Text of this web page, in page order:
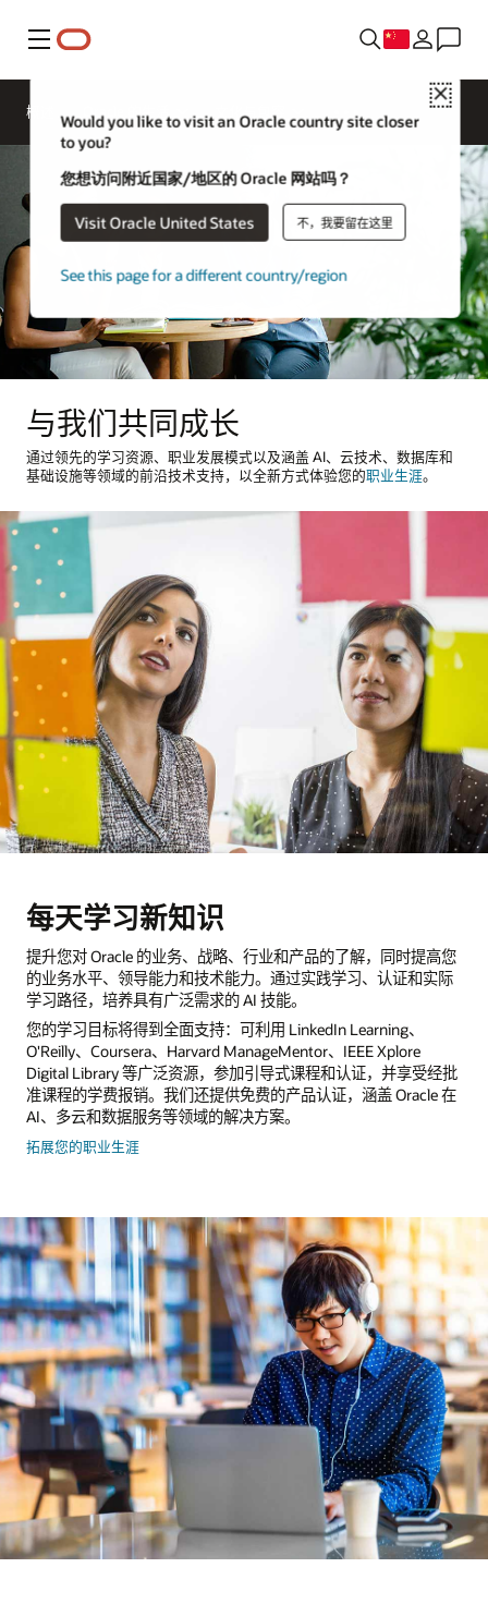
菜单
Close
Would you like to visit an Oracle country site closer
to you?
您想访问附近国家/地区的 Oracle 网站吗？
Visit Oracle United States 不，我要留在这里
See this page for a different country/region
概述 Oracle 的生活 文化与包容
与我们共同成长
通过领先的学习资源、职业发展模式以及涵盖 AI、云技术、数据库和
基础设施等领域的前沿技术支持，以全新方式体验您的职业生涯。
每天学习新知识
提升您对 Oracle 的业务、战略、行业和产品的了解，同时提高您
的业务水平、领导能力和技术能力。通过实践学习、认证和实际
学习路径，培养具有广泛需求的 AI 技能。
您的学习目标将得到全面支持：可利用 LinkedIn Learning、
O'Reilly、Coursera、Harvard ManageMentor、IEEE Xplore
Digital Library 等广泛资源，参加引导式课程和认证，并享受经批
准课程的学费报销。我们还提供免费的产品认证，涵盖 Oracle 在
AI、多云和数据服务等领域的解决方案。
拓展您的职业生涯